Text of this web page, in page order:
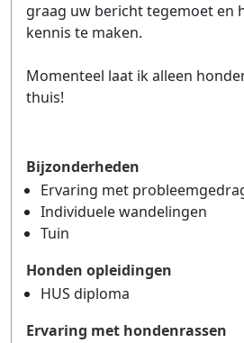
graag uw bericht tegemoet en
kennis te maken.
Momenteel laat ik alleen
thuis!
Bijzonderheden
Ervaring met
Individuele wandelingen
Tuin
Honden opleidingen
HUS diploma
Ervaring met hondenrassen